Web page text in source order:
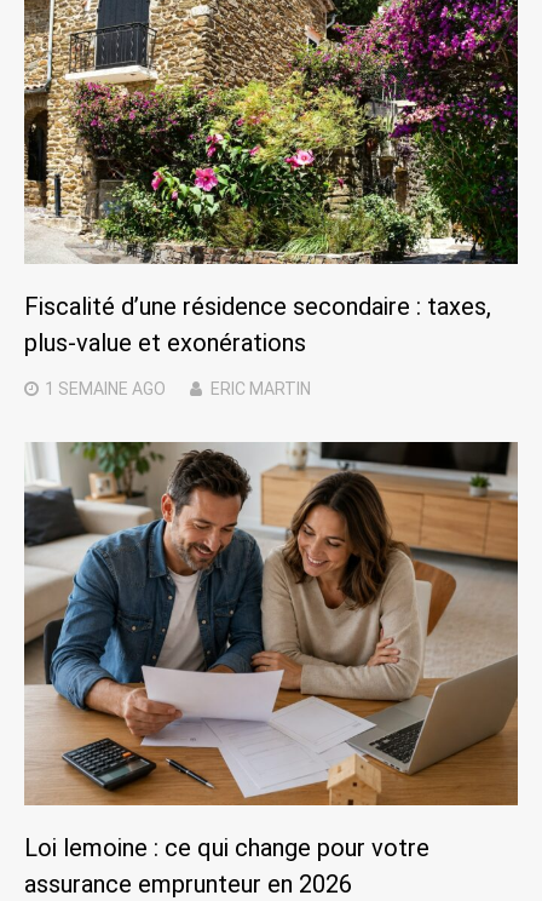
Fiscalité d’une résidence secondaire : taxes,
plus-value et exonérations
1 SEMAINE AGO ERIC MARTIN
Loi lemoine : ce qui change pour votre
assurance emprunteur en 2026